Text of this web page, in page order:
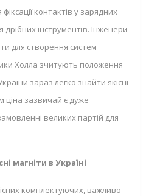
контактів у зарядних
інструментів. Інженери
для створення систем
Холла зчитують положення
зараз легко знайти якісні
ціна зазвичай є дуже
великих партій для
магніти в Україні
комплектуючих, важливо